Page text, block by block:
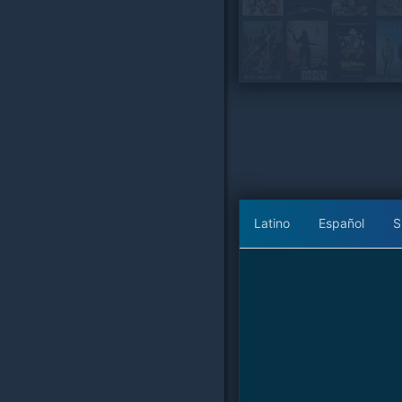
Latino Español